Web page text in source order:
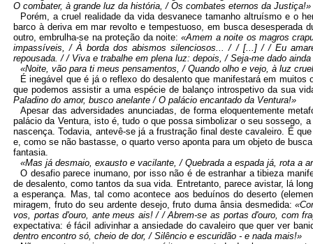
O combater, à grande luz da história, / Os combates eternos da Justiça!»
Porém, a cruel realidade da vida desvanece tamanho altruísmo e o
barco à deriva em mar revolto e tempestuoso, em busca
outro, embrulha-se na proteção da noite:«Amem a noite os magros
impassíveis, / À borda dos abismos silenciosos... / / [... ]/ / Eu
repousada. / / Viva e trabalhe em plena luz: depois, / Seja-me dado
«Noite, vão para ti meus pensamentos, / Quando olho e vejo, à luz
É inegável que é já o reflexo do desalento que manifestará em
que podemos assistir a uma espécie de balanço introspetivo da sua
Paladino do amor, busco anelante / O palácio encantado da Ventura!»
Apesar das adversidades anunciadas, de forma eloquentemente
palácio da Ventura, isto é, tudo o que possa simbolizar o seu sossego,
nascença. Todavia, antevê-se já a frustração final deste cavaleiro. É
e, como se não bastasse, o quarto verso aponta para um objeto de
fantasia.
«Mas já desmaio, exausto e vacilante, / Quebrada a espada já, rota a
O desafio parece inumano, por isso não é de estranhar a tibieza
de desalento, como tantos da sua vida. Entretanto, parece avistar, lá
a esperança. Mas, tal como acontece aos beduínos do deserto
miragem, fruto do seu ardente desejo, fruto duma ânsia desmedida:
vos, portas d'ouro, ante meus ais! / / Abrem-se as portas d'ouro, com
expectativa: é fácil adivinhar a ansiedade do cavaleiro que quer ver
dentro encontro só, cheio de dor, / Silêncio e escuridão - e nada mais!»